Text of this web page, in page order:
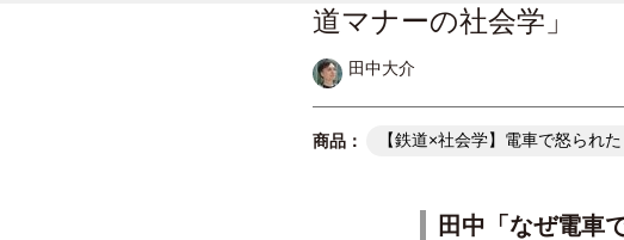
道マナーの社会学」
田中大介
【鉄道×社会学】電車で怒られた
田中「なぜ電車